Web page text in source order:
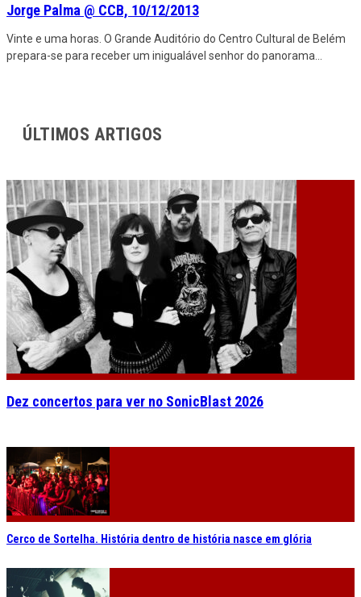
Jorge Palma @ CCB, 10/12/2013
Vinte e uma horas. O Grande Auditório do Centro Cultural de Belém
prepara-se para receber um inigualável senhor do panorama...
ÚLTIMOS ARTIGOS
Dez concertos para ver no SonicBlast 2026
Cerco de Sortelha. História dentro de história nasce em glória